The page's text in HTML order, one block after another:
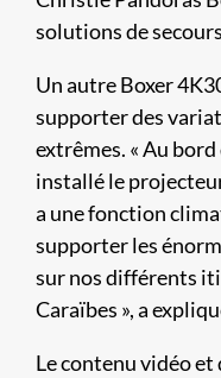
solutions de
Un autre Boxer
supporter des
extrêmes. « Au
installé le
a une fonction
supporter les
sur nos différents
Caraïbes », a
Le contenu vidéo